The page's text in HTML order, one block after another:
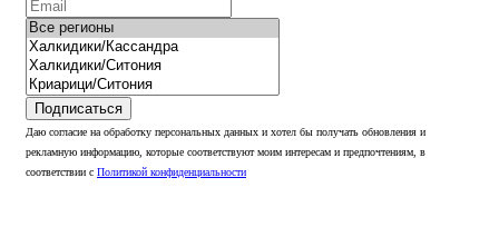
Подписаться
Даю согласие на обработку персональных данных и хотел бы получать обновления и
рекламную информацию, которые соответствуют моим интересам и предпочтениям, в
соответствии с Политикой конфиденциальности